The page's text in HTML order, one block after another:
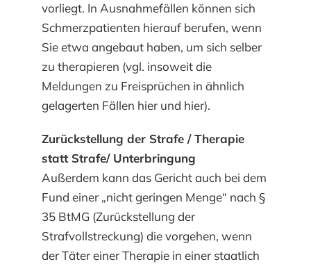
vorliegt. In Ausnahmefällen können sich
Schmerzpatienten hierauf berufen, wenn
Sie etwa angebaut haben, um sich selber
zu therapieren (vgl. insoweit die
Meldungen zu Freisprüchen in ähnlich
gelagerten Fällen hier und hier).
Zurückstellung der Strafe / Therapie
statt Strafe/ Unterbringung
Außerdem kann das Gericht auch bei dem
Fund einer „nicht geringen Menge“ nach §
35 BtMG (Zurückstellung der
Strafvollstreckung) die vorgehen, wenn
der Täter einer Therapie in einer staatlich